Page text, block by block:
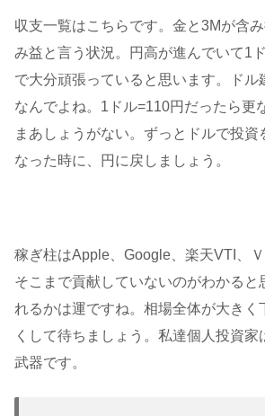
収支一覧はこちらです。金と3Mが含
み益と言う状況。円高が進んでいて1
で大分頑張っていると思います。ドル
なんでよね。1ドル=110円だったら更
まあしょうがない。ずっとドルで投資
なった時に、円に戻しましょう。
稼ぎ柱はApple、Google、楽天VTI、
そこまで貢献していないのがわかると
れるかは運ですね。相場全体が大きく
くして待ちましょう。私達個人投資
武器です。